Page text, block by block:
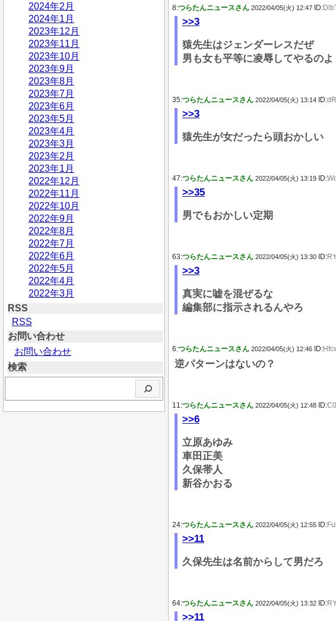
2024年2月
2024年1月
2023年12月
2023年11月
2023年10月
2023年9月
2023年8月
2023年7月
2023年6月
2023年5月
2023年4月
2023年3月
2023年2月
2023年1月
2022年12月
2022年11月
2022年10月
2022年9月
2022年8月
2022年7月
2022年6月
2022年5月
2022年4月
2022年3月
RSS
RSS
お問い合わせ
お問い合わせ
検索
8:つらたんニュースさん 2022/04/05(火) 12:47 ID:
>>3
猿先生はジェンダーレスだぜ
男も女も平等に凌辱してやるのよ
35:つらたんニュースさん 2022/04/05(火) 13:14 ID:
>>3
猿先生が女だったら頭おかしい
47:つらたんニュースさん 2022/04/05(火) 13:19 ID:
>>35
男でもおかしい定期
63:つらたんニュースさん 2022/04/05(火) 13:30 ID:
>>3
真実に嘘を混ぜるな
編集部に指示されるんやろ
6:つらたんニュースさん 2022/04/05(火) 12:46 ID:
逆パターンはないの？
11:つらたんニュースさん 2022/04/05(火) 12:48 ID:
>>6
立原あゆみ
車田正美
久保帯人
新谷かおる
24:つらたんニュースさん 2022/04/05(火) 12:55 ID:
>>11
久保先生は名前からして男だろ
64:つらたんニュースさん 2022/04/05(火) 13:32 ID:
>>11